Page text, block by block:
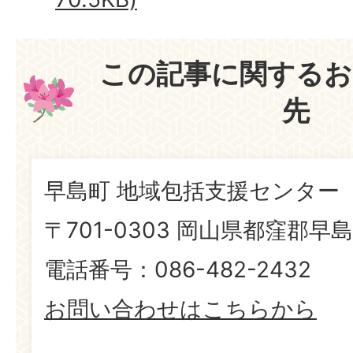
この記事に関する
先
早島町 地域包括支援センター
〒701-0303 岡山県都窪郡早
電話番号：086-482-2432
お問い合わせはこちらから